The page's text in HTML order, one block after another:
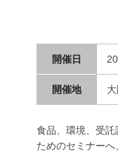
開催日
開催地
食品、環境、受
ためのセミナーへ